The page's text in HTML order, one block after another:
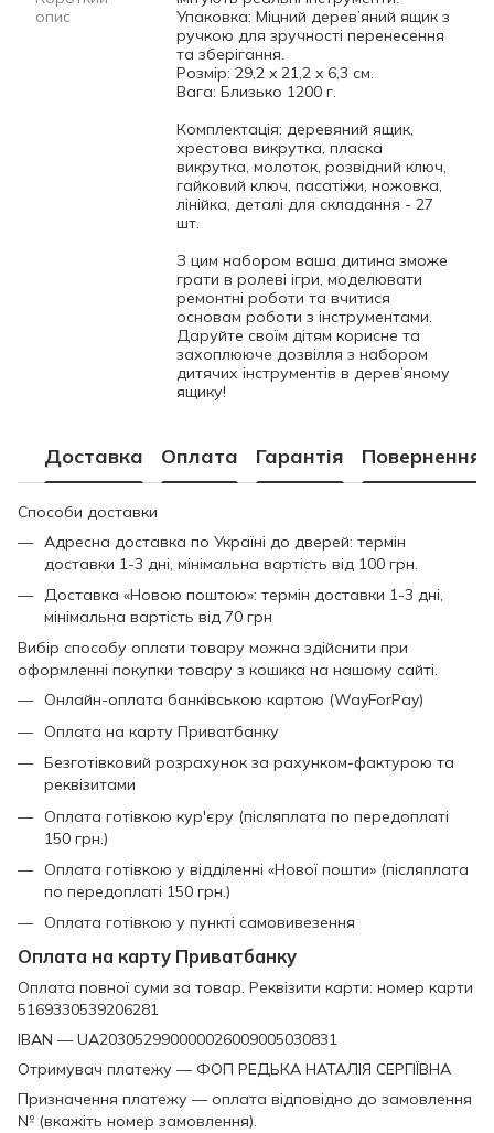
опис
Упаковка: Міцний дерев’яний ящик з
ручкою для зручності перенесення
та зберігання.
Розмір: 29,2 x 21,2 x 6,3 см.
Вага: Близько 1200 г.
Комплектація: деревяний ящик,
хрестова викрутка, пласка
викрутка, молоток, розвідний ключ,
гайковий ключ, пасатіжи, ножовка,
лінійка, деталі для складання - 27
шт.
З цим набором ваша дитина зможе
грати в ролеві ігри, моделювати
ремонтні роботи та вчитися
основам роботи з інструментами.
Даруйте своїм дітям корисне та
захоплююче дозвілля з набором
дитячих інструментів в дерев’яному
ящику!
Доставка Оплата Гарантія Повернення
Способи доставки
Адресна доставка по Україні до дверей: термін
доставки 1-3 дні, мінімальна вартість від 100 грн.
Доставка «Новою поштою»: термін доставки 1-3 дні,
мінімальна вартість від 70 грн
Вибір способу оплати товару можна здійснити при
оформленні покупки товару з кошика на нашому сайті.
Онлайн-оплата банківською картою (WayForPay)
Оплата на карту Приватбанку
Безготівковий розрахунок за рахунком-фактурою та
реквізитами
Оплата готівкою кур'єру (післяплата по передоплаті
150 грн.)
Оплата готівкою у відділенні «Нової пошти» (післяплата
по передоплаті 150 грн.)
Оплата готівкою у пункті самовивезення
Оплата на карту Приватбанку
Оплата повної суми за товар. Реквізити карти: номер карти
5169330539206281
IBAN — UA203052990000026009005030831
Отримувач платежу — ФОП РЕДЬКА НАТАЛІЯ СЕРГІЇВНА
Призначення платежу — оплата відповідно до замовлення
№ (вкажіть номер замовлення).